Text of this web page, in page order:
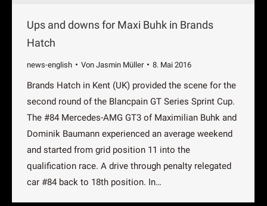
Ups and downs for Maxi Buhk in Brands
Hatch
news-english Von Jasmin Müller 8. Mai 2016
Brands Hatch in Kent (UK) provided the scene for the
second round of the Blancpain GT Series Sprint Cup.
The #84 Mercedes-AMG GT3 of Maximilian Buhk and
Dominik Baumann experienced an average weekend
and started from grid position 11 into the
qualification race. A drive through penalty relegated
car #84 back to 18th position. In…